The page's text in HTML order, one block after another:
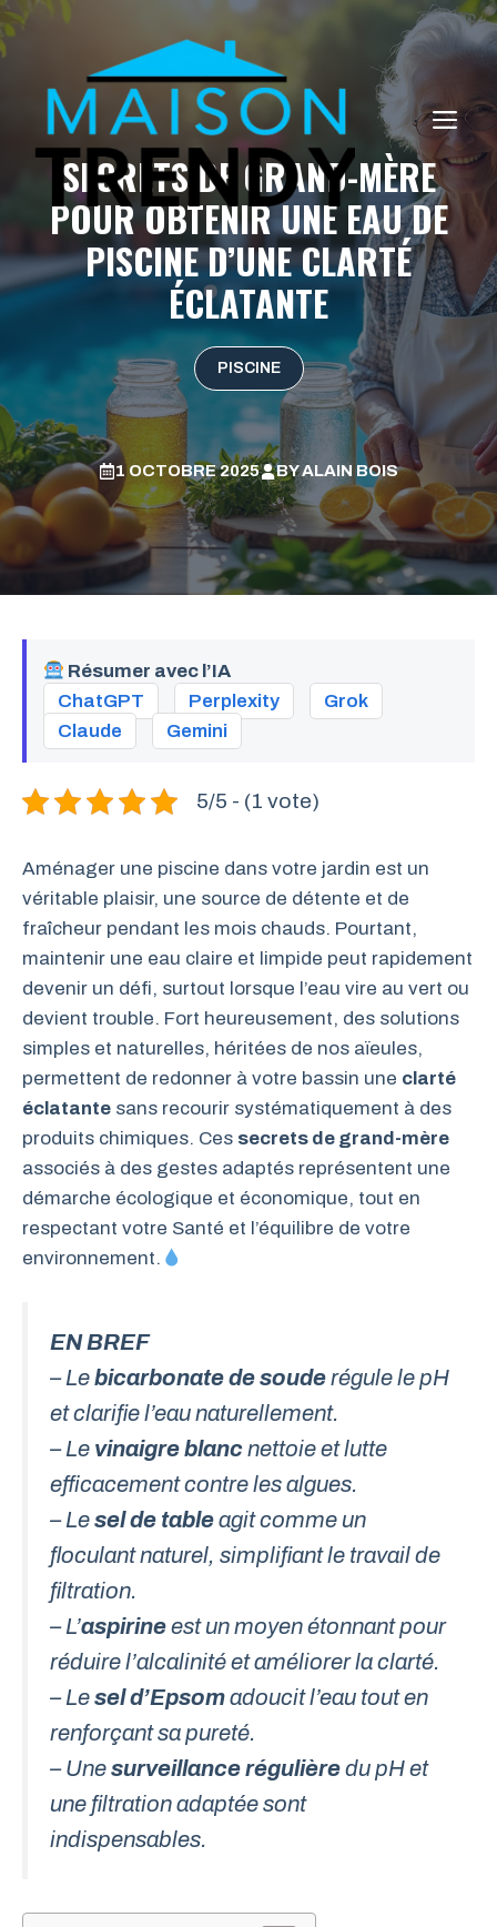
Aller
au
SECRETS DE GRAND-MÈRE
POUR OBTENIR UNE EAU DE
PISCINE D’UNE CLARTÉ
ÉCLATANTE
PISCINE
1 OCTOBRE 2025 BYALAIN BOIS
Résumer avec l’IA
ChatGPT
Perplexity
Grok
Claude
Gemini
5/5 - (1 vote)
Aménager une piscine dans votre jardin est un
véritable plaisir, une source de détente et de
fraîcheur pendant les mois chauds. Pourtant,
maintenir une eau claire et limpide peut rapidement
devenir un défi, surtout lorsque l’eau vire au vert ou
devient trouble. Fort heureusement, des solutions
simples et naturelles, héritées de nos aïeules,
permettent de redonner à votre bassin une clarté
éclatante sans recourir systématiquement à des
produits chimiques. Ces secrets de grand-mère
associés à des gestes adaptés représentent une
démarche écologique et économique, tout en
respectant votre Santé et l’équilibre de votre
environnement.
EN BREF
– Lebicarbonate de souderégule le pH
et clarifie l’eau naturellement.
– Le vinaigre blancnettoie et lutte
efficacement contre les algues.
– Lesel de tableagit comme un
floculant naturel, simplifiant le travail de
filtration.
– L’aspirineest un moyen étonnant pour
réduire l’alcalinité et améliorer la clarté.
– Lesel d’Epsomadoucit l’eau tout en
renforçant sa pureté.
– Unesurveillance régulièredu pH et
une filtration adaptée sont
indispensables.